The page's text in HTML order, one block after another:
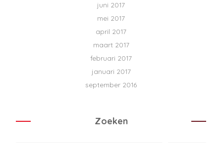
juni 2017
mei 2017
april 2017
maart 2017
februari 2017
januari 2017
september 2016
Zoeken